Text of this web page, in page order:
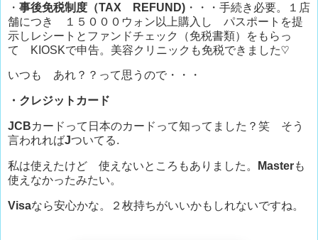
・ 事後免税制度（TAX REFUND) ・・・手続き必要。１店
舗につき １５０００ウォン以上購入し パスポートを提
示しレシートとファンドチェック（免税書類）をもらっ
て KIOSKで申告。美容クリニックも免税できました♡
いつも あれ？？って思うので・・・
・クレジットカード
JCBカードって日本のカードって知ってました？笑 そう
言われればJついてる.
私は使えたけど 使えないところもありました。 Masterも
使えなかったみたい。
Visaなら安心かな。２枚持ちがいいかもしれないですね。